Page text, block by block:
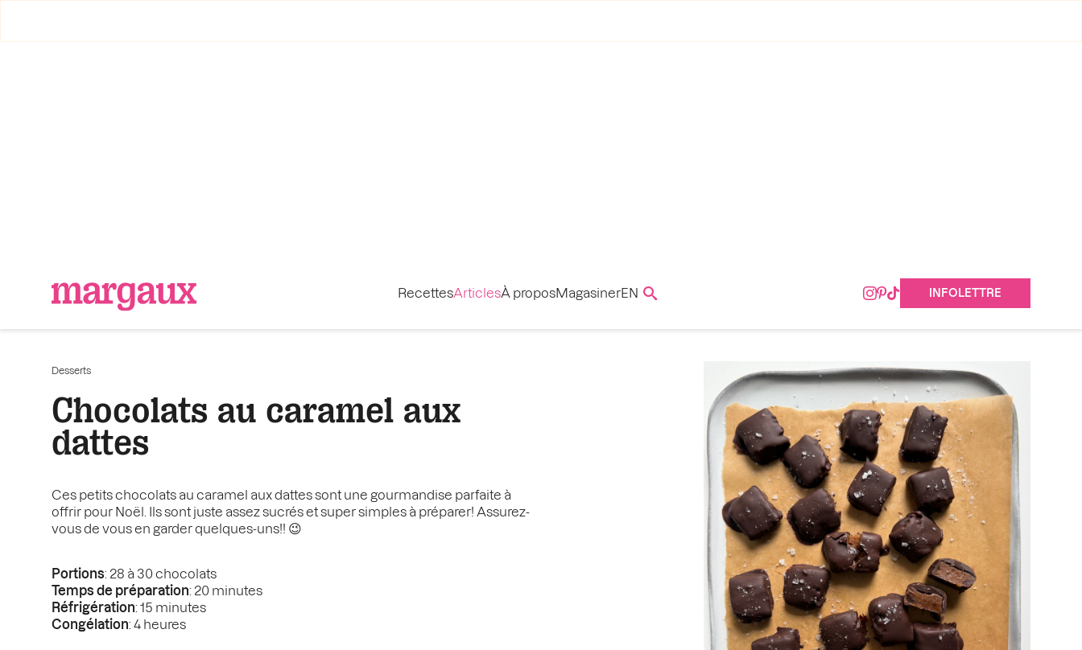
RecettesArticlesÀ proposMagasinerEN INFOLETTRE
Desserts
Chocolats au caramel aux
dattes
Ces petits chocolats au caramel aux dattes sont une gourmandise parfaite à
offrir pour Noël. Ils sont juste assez sucrés et super simples à préparer! Assurez-
vous de vous en garder quelques-uns!! 😉
Portions: 28 à 30 chocolats
Temps de préparation: 20 minutes
Réfrigération: 15 minutes
Congélation: 4 heures